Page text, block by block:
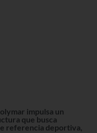
impulsa un
que busca
referencia deportiva,